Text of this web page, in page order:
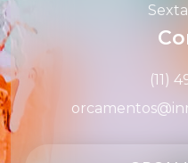
(11)